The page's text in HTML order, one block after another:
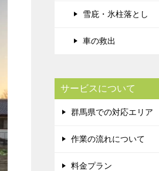
雪庇・氷柱落とし
車の救出
サービスについて
群馬県での対応エリア
作業の流れについて
料金プラン